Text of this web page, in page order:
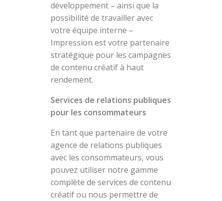
développement – ainsi que la
possibilité de travailler avec
votre équipe interne –
Impression est votre partenaire
stratégique pour les campagnes
de contenu créatif à haut
rendement.
Services de relations publiques
pour les consommateurs
En tant que partenaire de votre
agence de relations publiques
avec les consommateurs, vous
pouvez utiliser notre gamme
complète de services de contenu
créatif ou nous permettre de